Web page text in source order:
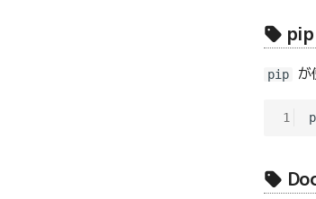
pip
1